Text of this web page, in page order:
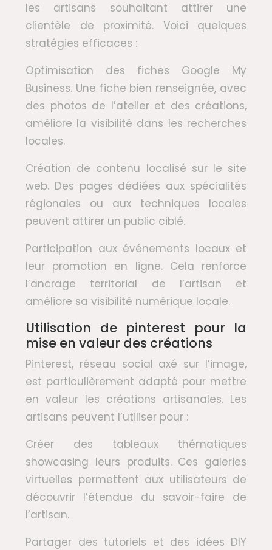
les artisans souhaitant attirer une
clientèle de proximité. Voici quelques
stratégies efficaces :
Optimisation des fiches Google My
Business. Une fiche bien renseignée, avec
des photos de l’atelier et des créations,
améliore la visibilité dans les recherches
locales.
Création de contenu localisé sur le site
web. Des pages dédiées aux spécialités
régionales ou aux techniques locales
peuvent attirer un public ciblé.
Participation aux événements locaux et
leur promotion en ligne. Cela renforce
l’ancrage territorial de l’artisan et
améliore sa visibilité numérique locale.
Utilisation de pinterest pour la
mise en valeur des créations
Pinterest, réseau social axé sur l’image,
est particulièrement adapté pour mettre
en valeur les créations artisanales. Les
artisans peuvent l’utiliser pour :
Créer des tableaux thématiques
showcasing leurs produits. Ces galeries
virtuelles permettent aux utilisateurs de
découvrir l’étendue du savoir-faire de
l’artisan.
Partager des tutoriels et des idées DIY